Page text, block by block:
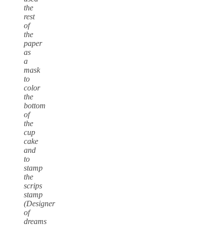
the
rest
of
the
paper
as
a
mask
to
color
the
bottom
of
the
cup
cake
and
to
stamp
the
scrips
stamp
(Designer
of
dreams